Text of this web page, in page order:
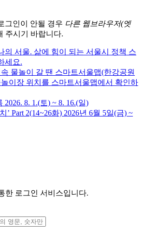
그인이 안될 경우 다른 웹브라우저(엣
주시기 바랍니다.
한 로그인 서비스입니다.